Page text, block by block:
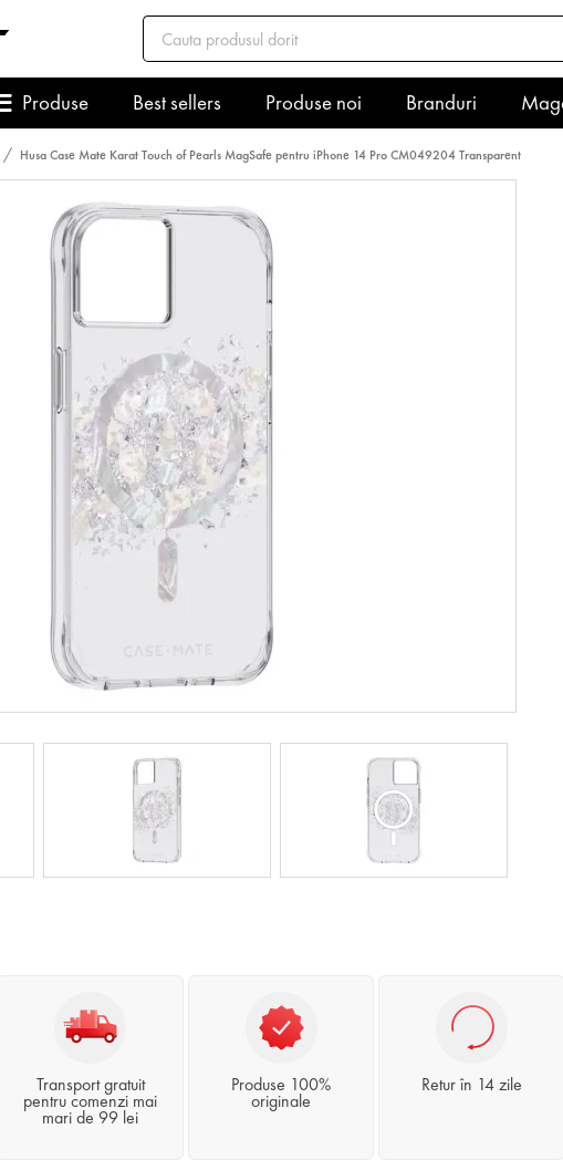
Produse Best sellers Produse noi Branduri
Husa Case Mate Karat Touch of Pearls MagSafe pentru iPhone 14 Pro CM049204 Transparent
Transport gratuit
pentru comenzi mai
mari de 99 lei
Produse 100%
originale
Retur în 14 zile